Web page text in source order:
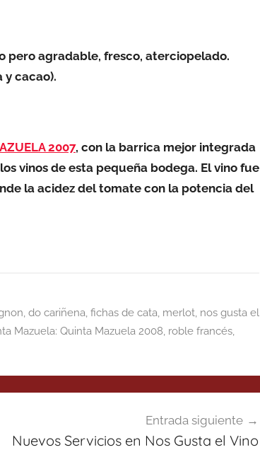
pero agradable, fresco, aterciopelado.
ycacao).
2007, con la barrica mejor integrada
vinos de esta pequeña bodega. El vino fue
la acidez del tomate con la potencia del
do cariñena fichas de cata merlot, nos gusta el
Mazuela: Quinta Mazuela 2008 roble francés
Entrada siguiente
Nuevos Servicios en Nos Gusta el Vino